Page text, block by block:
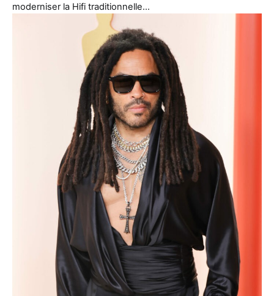
moderniser la Hifi traditionnelle…